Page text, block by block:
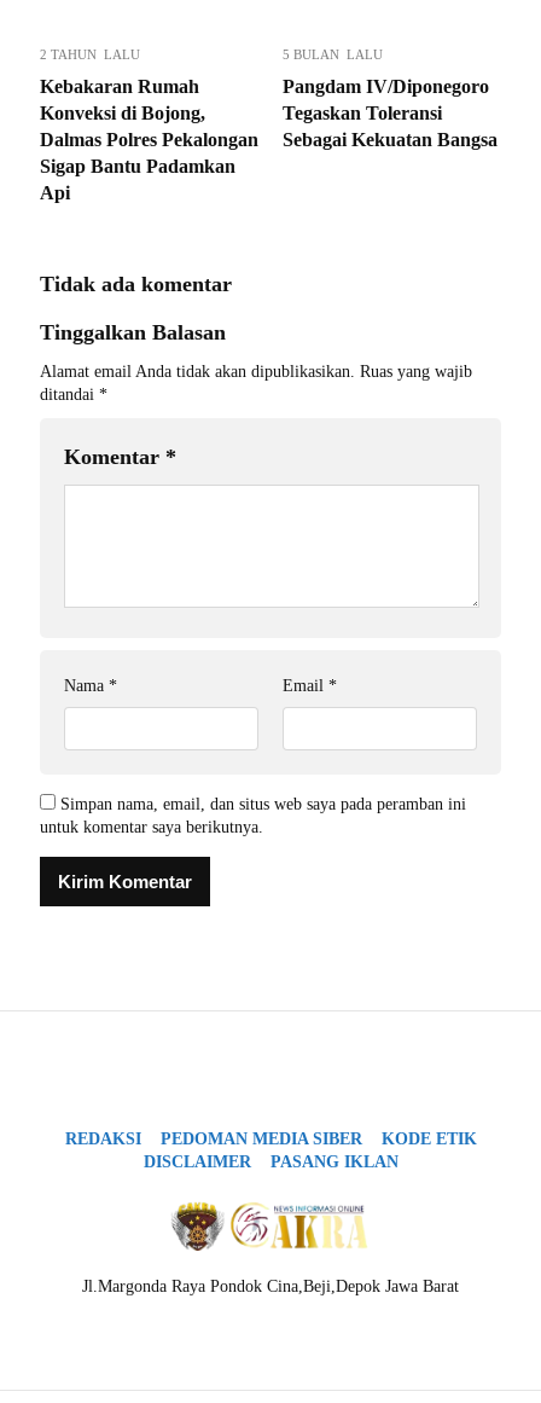
2 TAHUN LALU
Kebakaran Rumah
Konveksi di Bojong,
Dalmas Polres Pekalongan
Sigap Bantu Padamkan
Api
5 BULAN LALU
Pangdam IV/Diponegoro
Tegaskan Toleransi
Sebagai Kekuatan Bangsa
Tidak ada komentar
Tinggalkan Balasan
Alamat email Anda tidak akan dipublikasikan. Ruas yang wajib
ditandai *
Komentar *
Nama * Email *
Simpan nama, email, dan situs web saya pada peramban ini
untuk komentar saya berikutnya.
REDAKSI PEDOMAN MEDIA SIBER
KODE ETIK
DISCLAIMER
PASANG IKLAN
Jl.Margonda Raya Pondok Cina,Beji,Depok Jawa Barat